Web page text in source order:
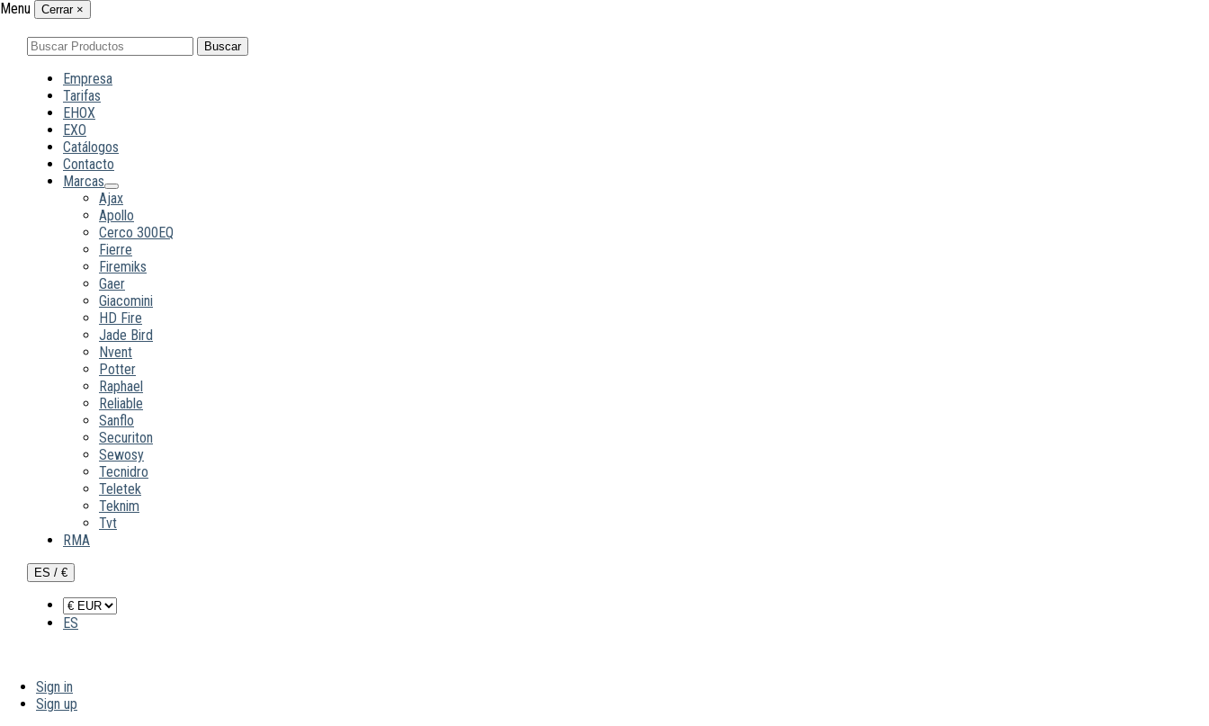
Menu Cerrar ×
Buscar
por:
Buscar
Empresa
Tarifas
EHOX
EXO
Catálogos
Contacto
Marcas
Ajax
Apollo
Cerco 300EQ
Fierre
Firemiks
Gaer
Giacomini
HD Fire
Jade Bird
Nvent
Potter
Raphael
Reliable
Sanflo
Securiton
Sewosy
Tecnidro
Teletek
Teknim
Tvt
RMA
ES / €
ES
Sign in
Sign up